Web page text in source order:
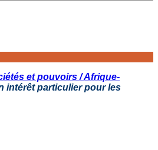
et pouvoirs / Afrique-
intérêt particulier pour les